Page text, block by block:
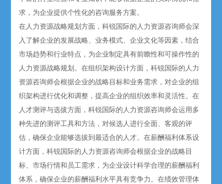
求，为企业提供个性化的咨询服务方案。
在人力资源战略规划方面，科锐国际的人力资源咨询师会深
入了解企业的发展战略、业务模式、企业文化等因素，结合
市场趋势和行业特点，为企业制定具有前瞻性和可操作性的
人力资源战略规划。在组织架构设计方面，科锐国际的人力
资源咨询师会根据企业的战略目标和业务需求，对企业的组
织架构进行优化和调整，提高企业的组织效率和灵活性。在
人才测评与选拔方面，科锐国际的人力资源咨询师会运用多
种先进的测评工具和方法，对候选人进行全面、客观的评
估，确保企业能够选拔到最适合的人才。在薪酬福利体系设
计方面，科锐国际的人力资源咨询师会根据企业的战略目
标、市场行情和员工需求，为企业设计科学合理的薪酬福利
体系，确保企业的薪酬福利水平具有竞争力。在绩效管理体